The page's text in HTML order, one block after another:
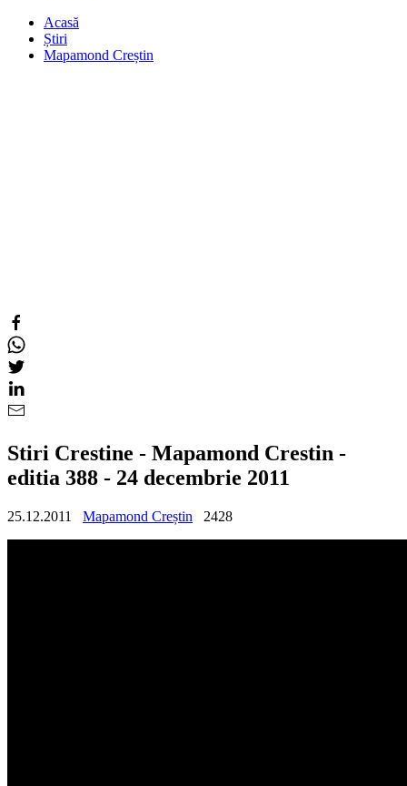
Acasă
Știri
Mapamond Creștin
Stiri Crestine - Mapamond Crestin -
editia 388 - 24 decembrie 2011
25.12.2011 Mapamond Creștin 2428